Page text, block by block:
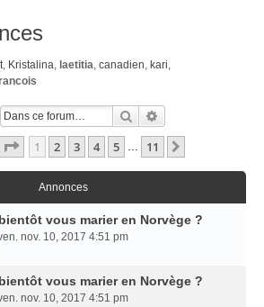
, Kristalina, laetitia, canadien, kari,
Rechercher
Page 1Sur
1 2 3 4 5 … 11
Annonces
vous marier en Norvège ?
nov. 10, 2017 4:51 pm
vous marier en Norvège ?
nov. 10, 2017 4:51 pm